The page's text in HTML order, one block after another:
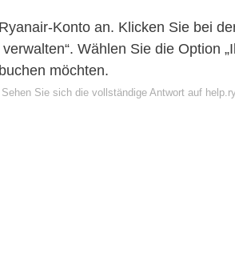
Konto an. Klicken Sie bei
Wählen Sie die Option
möchten.
Sehen Sie sich die vollständige Antwort auf